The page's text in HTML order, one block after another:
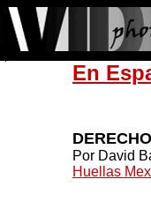
En
Por David
Huellas